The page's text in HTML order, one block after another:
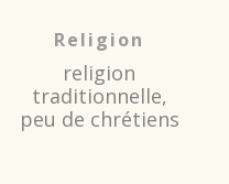
Religion
religion
traditionnelle,
peu de chrétiens